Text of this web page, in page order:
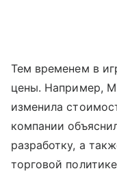
Тем временем в
цены. Например,
изменила
компании
разработку, а
торговой